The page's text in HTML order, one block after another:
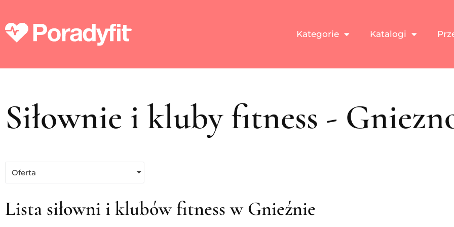
Kategorie Katalogi
Siłownie i kluby fitness -
Oferta
Lista siłowni i klubów fitness w Gnieźnie